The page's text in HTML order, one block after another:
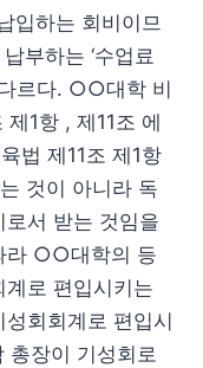
입하는 회비이므
부하는 ‘수업료
다르다. ○○대학 비
1항 , 제11조 에
법 제11조 제1항
것이 아니라 독
서 받는 것임을
라 ○○대학의 등
로 편입시키는
회회계로 편입시
장이 기성회로